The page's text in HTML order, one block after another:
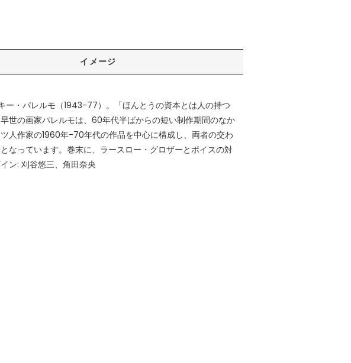
イメージ
ー・パレルモ（1943-77）。「ほんとうの資本とは人の持つ
世の画家パレルモは、60年代半ばからの短い制作期間のなか
人作家の1960年-70年代の作品を中心に構成し、両者の交わ
なっています。巻末に、ラースロー・グロザーとボイスの対
ン: 刈谷悠三、角田奈央